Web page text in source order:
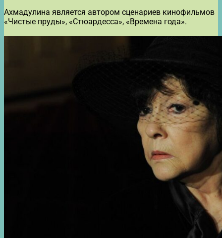
Ахмадулина является автором сценариев кинофильмов
«Чистые пруды», «Стюардесса», «Времена года».